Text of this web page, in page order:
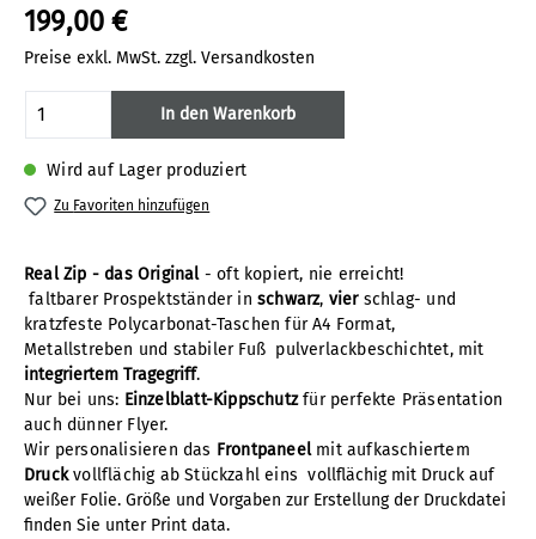
199,00 €
Preise exkl. MwSt. zzgl. Versandkosten
Wird auf Lager produziert
Produkt Anzahl: Gib den gewünschten
In den Warenkorb
Zu Favoriten hinzufügen
Real Zip - das Original - oft kopiert, nie erreicht!
faltbarer Prospektständer in schwarz, vier schlag- und
kratzfeste Polycarbonat-Taschen für A4 Format,
Metallstreben und stabiler Fuß pulverlackbeschichtet, mit
integriertem Tragegriff.
Nur bei uns: Einzelblatt-Kippschutzfür perfekte Präsentation
auch dünner Flyer.
Wir personalisieren das Frontpaneel mit aufkaschiertem
Druckvollflächig ab Stückzahl eins vollflächig mit Druck auf
weißer Folie. Größe und Vorgaben zur Erstellung der Druckdatei
finden Sie unter Print data.